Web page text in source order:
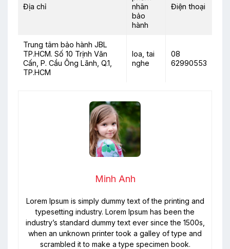
Địa chỉ
nhân
bảo
hành
Điện thoại
Trung tâm bảo hành JBL
TP.HCM. Số 10 Trịnh Văn
Cấn, P. Cầu Ông Lãnh, Q.1,
TP.HCM
loa, tai
nghe
08
62990553
Minh Anh
Lorem Ipsum is simply dummy text of the printing and
typesetting industry. Lorem Ipsum has been the
industry’s standard dummy text ever since the 1500s,
when an unknown printer took a galley of type and
scrambled it to make a type specimen book.